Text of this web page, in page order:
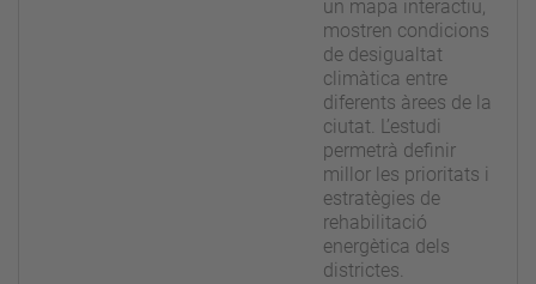
un mapa interactiu,
mostren condicions
de desigualtat
climàtica entre
diferents àrees de la
ciutat. L’estudi
permetrà definir
millor les prioritats i
estratègies de
rehabilitació
energètica dels
districtes.